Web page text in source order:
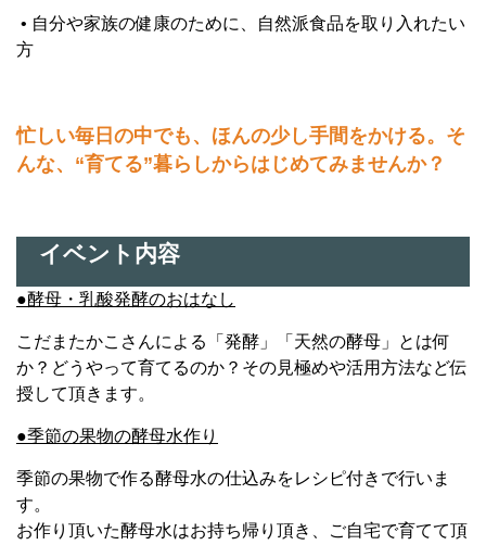
• 自分や家族の健康のために、自然派食品を取り入れたい
方
忙しい毎日の中でも、ほんの少し手間をかける。 そ
んな、“育てる”暮らしからはじめてみませんか？
イベント内容
●酵母・乳酸発酵のおはなし
こだまたかこさんによる「発酵」「天然の酵母」とは何
か？どうやって育てるのか？その見極めや活用方法など伝
授して頂きます。
●季節の果物の酵母水作り
季節の果物で作る酵母水の仕込みをレシピ付きで行いま
す。
お作り頂いた酵母水はお持ち帰り頂き、ご自宅で育てて頂